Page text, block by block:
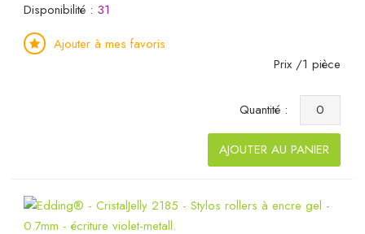
Disponibilité : 31
Ajouter à mes favoris
Prix /1 pièce
Quantité :
AJOUTER AU PANIER